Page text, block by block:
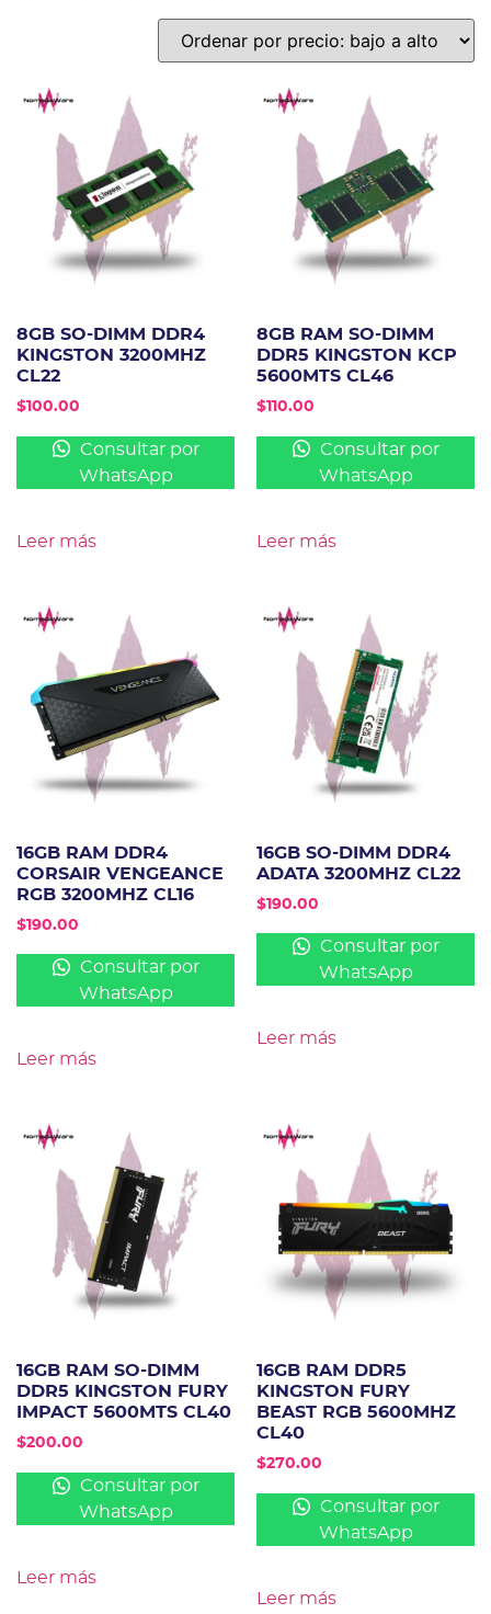
8GB SO-DIMM DDR4
KINGSTON 3200MHZ
CL22
$100.00
Consultar por
WhatsApp
Leer más
8GB RAM SO-DIMM
DDR5 KINGSTON KCP
5600MTS CL46
$110.00
Consultar por
WhatsApp
Leer más
16GB RAM DDR4
CORSAIR VENGEANCE
RGB 3200MHZ CL16
$190.00
Consultar por
WhatsApp
Leer más
16GB SO-DIMM DDR4
ADATA 3200MHZ CL22
$190.00
Consultar por
WhatsApp
Leer más
16GB RAM SO-DIMM
DDR5 KINGSTON FURY
IMPACT 5600MTS CL40
$200.00
Consultar por
WhatsApp
Leer más
16GB RAM DDR5
KINGSTON FURY
BEAST RGB 5600MHZ
CL40
$270.00
Consultar por
WhatsApp
Leer más